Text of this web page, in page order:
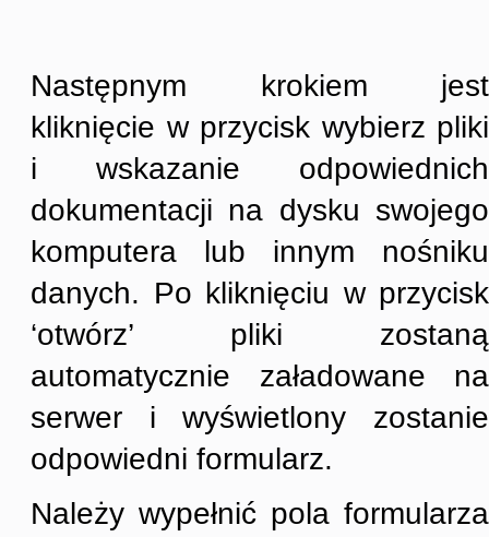
Następnym krokiem jest
kliknięcie w przycisk wybierz pliki
i wskazanie odpowiednich
dokumentacji na dysku swojego
komputera lub innym nośniku
danych. Po kliknięciu w przycisk
‘otwórz’ pliki zostaną
automatycznie załadowane na
serwer i wyświetlony zostanie
odpowiedni formularz.
Należy wypełnić pola formularza